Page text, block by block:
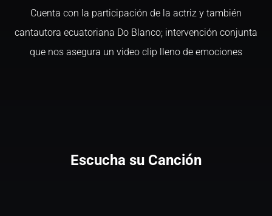
Cuenta con la participación de la actriz y también
cantautora ecuatoriana Do Blanco; intervención conjunta
que nos asegura un video clip lleno de emociones
Escucha su Canción